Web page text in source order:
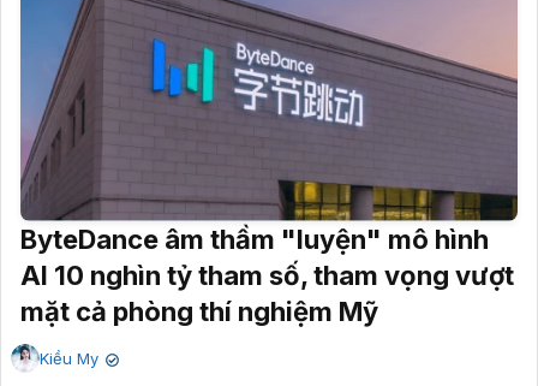
ByteDance âm thầm "luyện" mô hình
AI 10 nghìn tỷ tham số, tham vọng vượt
mặt cả phòng thí nghiệm Mỹ
Kiều My ✔